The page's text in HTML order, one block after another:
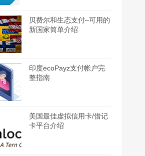
贝费尔和生态支付–可用的
新国家简单介绍
印度ecoPayz支付帐户完
整指南
美国最佳虚拟信用卡/借记
卡平台介绍